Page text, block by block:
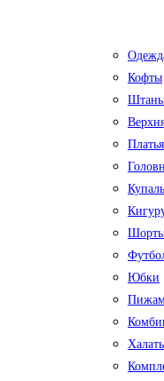
Кофты
Юбки